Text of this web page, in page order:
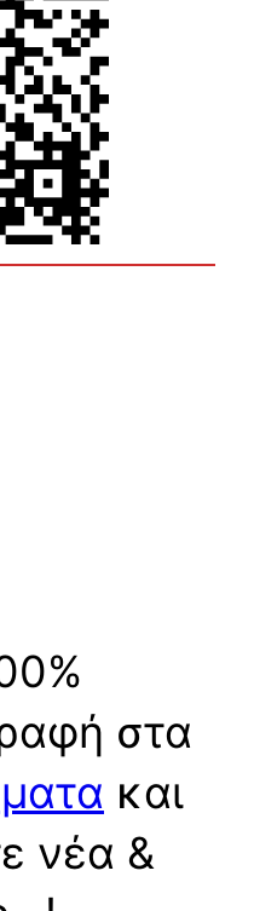
στα
και
νέα &